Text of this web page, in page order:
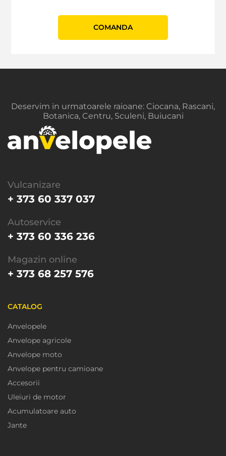
СOMANDA
Deservim in urmatoarele raioane: Ciocana, Rascani,
Botanica, Centru, Sculeni, Buiucani
Vulcanizare
+ 373 60 337 037
Autoservice
+ 373 60 336 236
Magazin online
+ 373 68 257 576
CATALOG
Anvelopele
Anvelope agricole
Anvelope moto
Anvelope pentru camioane
Accesorii
Uleiuri de motor
Acumulatoare auto
Jante